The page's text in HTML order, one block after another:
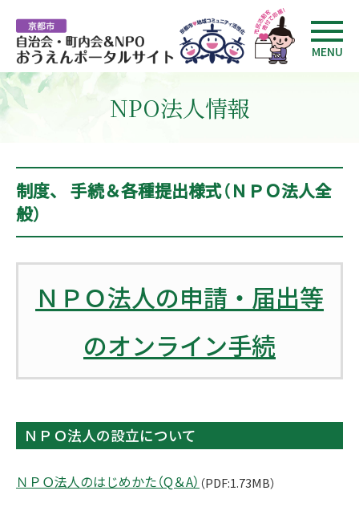
MENU
NPO法人情報
制度、 手続＆各種提出様式（ＮＰＯ法人全
般）
ＮＰＯ法人の申請・届出等
のオンライン手続
ＮＰＯ法人の設立について
ＮＰＯ法人のはじめかた（Q＆A） （PDF:1.73MB）